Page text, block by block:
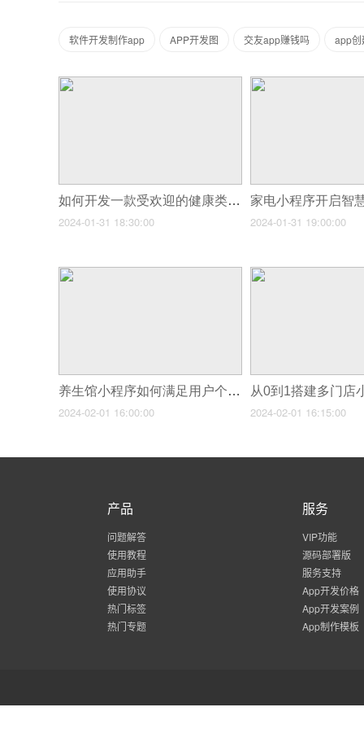
软件开发制作app APP开发图 交友app赚钱吗 app创
如何开发一款受欢迎的健康类小程序
2024-01-31 18:30:00 2024-01-31 19:00:00
养生馆小程序如何满足用户个性化需求？
2024-02-01 16:00:00 2024-02-01 16:15:00
产品
问题解答
使用教程
应用助手
使用协议
热门标签
热门专题
服务
VIP功能
源码部署版
服务支持
App开发价格
App开发案例
App制作模板